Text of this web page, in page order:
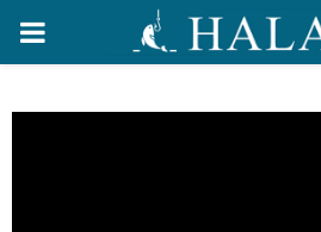
PRIMARY